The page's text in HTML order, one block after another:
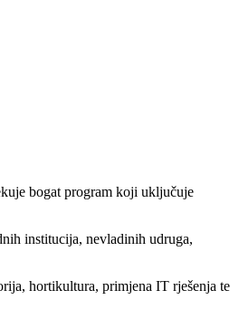
bogat program koji uključuje
institucija, nevladinih udruga,
hortikultura, primjena IT rješenja te